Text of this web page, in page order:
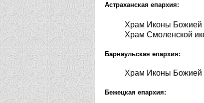
Астраханская епархия:
Храм Иконы Божией
Храм Смоленской
Барнаульская епархия:
Храм Иконы Божией
Бежецкая епархия: